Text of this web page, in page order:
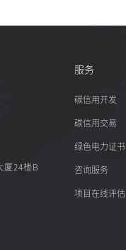
厦24楼B
服务
碳信用开发
碳信用交易
绿色电力证书
咨询服务
项目在线评估